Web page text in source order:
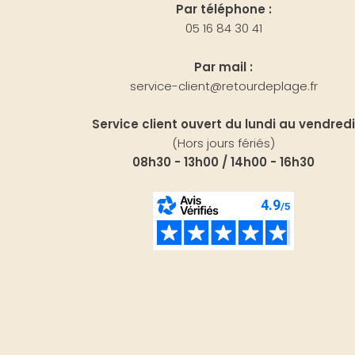
Par téléphone :
05 16 84 30 41
Par mail :
service-client@retourdeplage.fr
Service client ouvert du lundi au vendredi
(Hors jours fériés)
08h30 - 13h00 / 14h00 - 16h30